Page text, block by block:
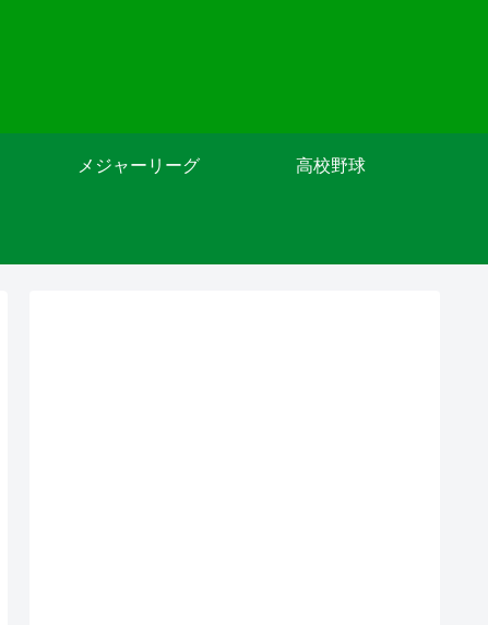
メジャーリーグ 高校野球